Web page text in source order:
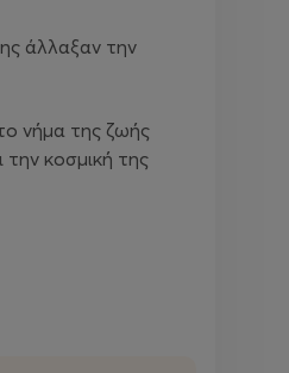
άλλαξαν την
νήμα της ζωής
κοσμική της